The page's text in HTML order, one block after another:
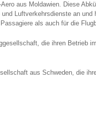
aus Moldawien. Diese
Luftverkehrsdienste an
als auch für die
die ihren Betrieb
aus Schweden, die